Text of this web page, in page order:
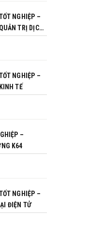
NGHIỆP –
TRỊ DỊCH
NGHIỆP –
TẾ
–
K64
NGHIỆP –
ĐIỆN TỬ